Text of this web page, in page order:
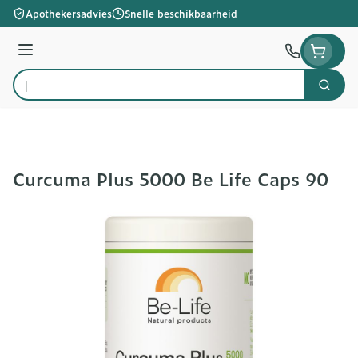
Ga naar de inhoud
Apothekersadvies Snelle beschikbaarheid
Menu
Product, merk, categorie...
Zoek
Curcuma Plus 5000 Be Life Caps 90